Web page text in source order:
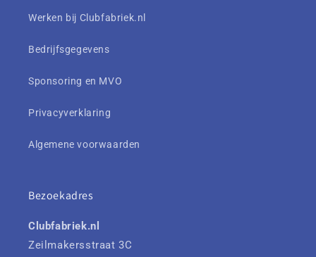
Werken bij Clubfabriek.nl
Bedrijfsgegevens
Sponsoring en MVO
Privacyverklaring
Algemene voorwaarden
Bezoekadres
Clubfabriek.nl
Zeilmakersstraat 3C